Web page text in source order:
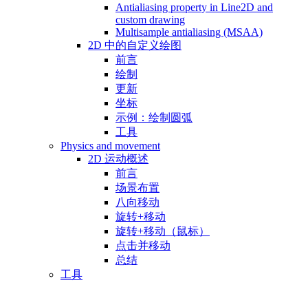
Antialiasing property in Line2D and
custom drawing
Multisample antialiasing (MSAA)
2D 中的自定义绘图
前言
绘制
更新
坐标
示例：绘制圆弧
工具
Physics and movement
2D 运动概述
前言
场景布置
八向移动
旋转+移动
旋转+移动（鼠标）
点击并移动
总结
工具